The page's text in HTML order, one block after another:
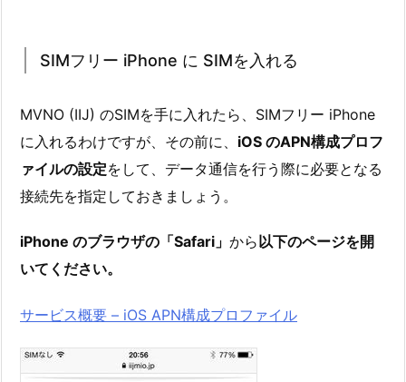
SIMフリー iPhone に SIMを入れる
MVNO (IIJ) のSIMを手に入れたら、SIMフリー iPhone
に入れるわけですが、その前に、 iOS のAPN構成プロフ
ァイルの設定をして、データ通信を行う際に必要となる
接続先を指定しておきましょう。
iPhone のブラウザの「Safari」 から以下のページを開
いてください。
サービス概要 – iOS APN構成プロファイル